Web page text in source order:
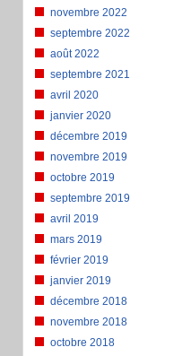
novembre 2022
septembre 2022
août 2022
septembre 2021
avril 2020
janvier 2020
décembre 2019
novembre 2019
octobre 2019
septembre 2019
avril 2019
mars 2019
février 2019
janvier 2019
décembre 2018
novembre 2018
octobre 2018